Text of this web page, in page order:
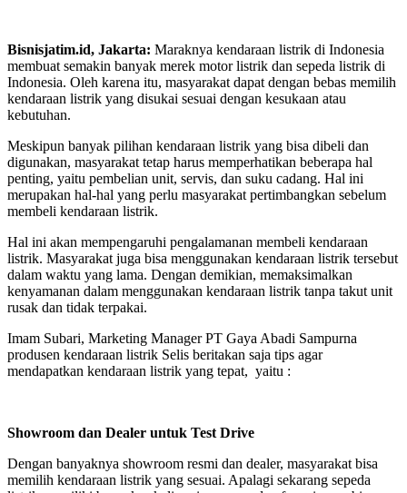
Bisnisjatim.id, Jakarta: Maraknya kendaraan listrik di Indonesia
membuat semakin banyak merek motor listrik dan sepeda listrik di
Indonesia. Oleh karena itu, masyarakat dapat dengan bebas memilih
kendaraan listrik yang disukai sesuai dengan kesukaan atau
kebutuhan.
Meskipun banyak pilihan kendaraan listrik yang bisa dibeli dan
digunakan, masyarakat tetap harus memperhatikan beberapa hal
penting, yaitu pembelian unit, servis, dan suku cadang. Hal ini
merupakan hal-hal yang perlu masyarakat pertimbangkan sebelum
membeli kendaraan listrik.
Hal ini akan mempengaruhi pengalamanan membeli kendaraan
listrik. Masyarakat juga bisa menggunakan kendaraan listrik tersebut
dalam waktu yang lama. Dengan demikian, memaksimalkan
kenyamanan dalam menggunakan kendaraan listrik tanpa takut unit
rusak dan tidak terpakai.
Imam Subari, Marketing Manager PT Gaya Abadi Sampurna
produsen kendaraan listrik Selis beritakan saja tips agar
mendapatkan kendaraan listrik yang tepat, yaitu :
Showroom dan Dealer untuk Test Drive
Dengan banyaknya showroom resmi dan dealer, masyarakat bisa
memilih kendaraan listrik yang sesuai. Apalagi sekarang sepeda